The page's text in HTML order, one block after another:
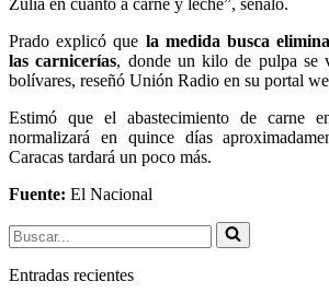
Prado explicó que la medida busca
las carnicerías, donde un kilo de pulpa se
bolívares, reseñó Unión Radio en su portal
Estimó que el abastecimiento de carne
normalizará en quince días
Caracas tardará un poco más.
Fuente: El Nacional
Buscar...
Entradas recientes